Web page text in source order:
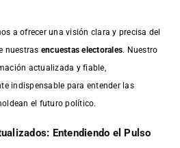
a ofrecer una visión clara y precisa del
nuestras encuestas electorales. Nuestro
actualizada y fiable,
indispensable para entender las
el futuro político.
Entendiendo el Pulso